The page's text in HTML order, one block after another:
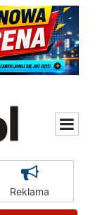
Reklama